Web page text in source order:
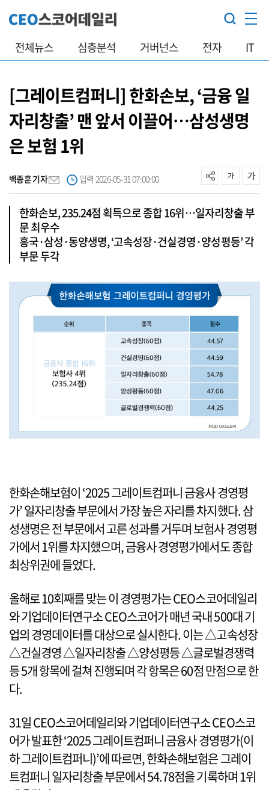
전체뉴스 심층분석 거버넌스 전자 IT
[그레이트컴퍼니] 한화손보, ‘금융 일
자리창출’ 맨 앞서 이끌어…삼성생명
은 보험 1위
백종훈 기자 입력 2026-05-31 07:00:00
한화손보, 235.24점 획득으로 종합 16위…일자리창출 부
문 최우수
흥국·삼성·동양생명, ‘고속성장·건실경영·양성평등’ 각
부문 두각
한화손해보험이 ‘2025 그레이트컴퍼니 금융사 경영평
가’ 일자리창출 부문에서 가장 높은 자리를 차지했다. 삼
성생명은 전 부문에서 고른 성과를 거두며 보험사 경영평
가에서 1위를 차지했으며, 금융사 경영평가에서도 종합
최상위권에 들었다.
올해로 10회째를 맞는 이 경영평가는 CEO스코어데일리
와 기업데이터연구소 CEO스코어가 매년 국내 500대 기
업의 경영데이터를 대상으로 실시한다. 이는 △고속성장
△건실경영 △일자리창출 △양성평등 △글로벌경쟁력
등 5개 항목에 걸쳐 진행되며 각 항목은 60점 만점으로 한
다.
31일 CEO스코어데일리와 기업데이터연구소 CEO스코
어가 발표한 ‘2025 그레이트컴퍼니 금융사 경영평가(이
하 그레이트컴퍼니)’에 따르면, 한화손해보험은 그레이
트컴퍼니 일자리창출 부문에서 54.78점을 기록하며 1위